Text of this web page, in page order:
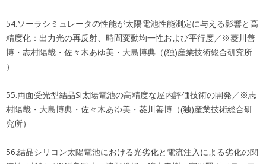
54.ソーラシミュレータの性能が太陽電池性能測定に与える影響と高
精度化：出力光の再反射、時間変動均一性および平行度／※菱川善
博・志村陽哉・佐々木あゆ美・大島博典（(独)産業技術総合研究所
）
55.両面受光型結晶Si太陽電池の高精度な屋内評価技術の開発／※志
村陽哉・大島博典・佐々木あゆ美・菱川善博（(独)産業技術総合研
究所）
56.結晶シリコン太陽電池における光劣化と電流注入による劣化の関